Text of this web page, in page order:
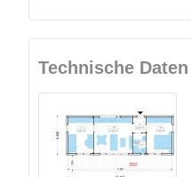
Technische Daten